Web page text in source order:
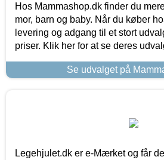
Hos Mammashop.dk finder du
mor, barn og baby. Når du køber
levering og adgang til et stort
priser. Klik her for at se deres
Se udvalget på
Legehjulet.dk er e-Mærket og får